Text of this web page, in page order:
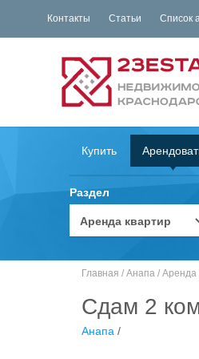
Контакты Статьи Список
Купить
Раздел
Главная / Анапа / Аренда
Сдам 2
Анапа /